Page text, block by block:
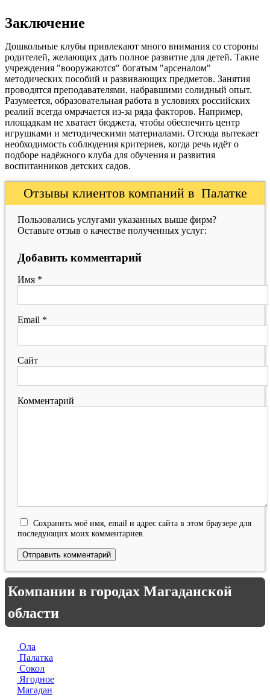
Заключение
Дошкольные клубы привлекают много внимания со стороны
родителей, желающих дать полное развитие для детей. Такие
учреждения "вооружаются" богатым "арсеналом"
методических пособий и развивающих предметов. Занятия
проводятся преподавателями, набравшими солидный опыт.
Разумеется, образовательная работа в условиях российских
реалий всегда омрачается из-за ряда факторов. Например,
площадкам не хватает бюджета, чтобы обеспечить центр
игрушками и методическими материалами. Отсюда вытекает
необходимость соблюдения критериев, когда речь идёт о
подборе надёжного клуба для обучения и развития
воспитанников детских садов.
Отзывы клиентов компаний в Палатке
Пользовались услугами указанных выше фирм?
Оставьте отзыв о качестве полученных услуг:
Добавить комментарий
Имя *
Email *
Сайт
Комментарий
Сохранить моё имя, email и адрес сайта в этом браузере для
последующих моих комментариев.
Компании в городах Магаданской
области
Ола
Палатка
Сокол
Ягодное
Магадан